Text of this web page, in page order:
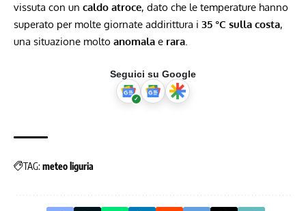
vissuta con un caldo atroce, dato che le temperature hanno
superato per molte giornate addirittura i 35 °C sulla costa,
una situazione molto anomala e rara.
Seguici su Google
TAG: meteo liguria